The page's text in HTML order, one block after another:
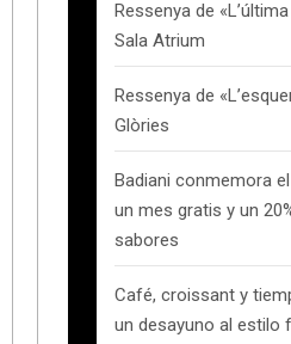
Ressenya de
Sala Atrium
Ressenya de
Glòries
Badiani conmemora
un mes gratis y un
sabores
Café, croissant y
un desayuno al estilo